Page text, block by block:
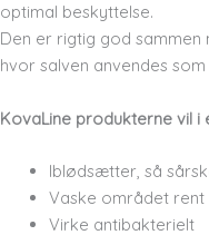
optimal beskyttelse.
Den er rigtig god sammen
hvor salven anvendes som
KovaLine produkterne vil i
Iblødsætter, så
Vaske området rent
Virke antibakterielt